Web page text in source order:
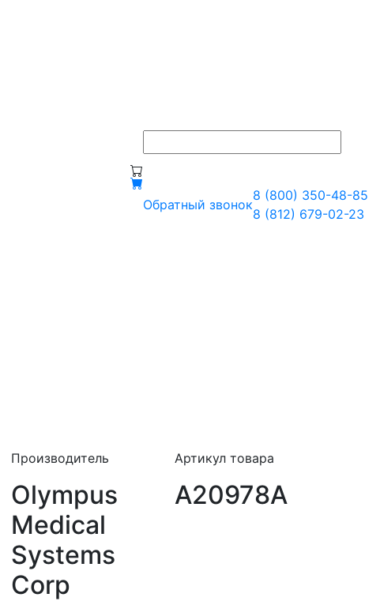
Обратный звонок
8 (800) 350-48-85
8 (812) 679-02-23
Производитель
Olympus
Medical
Systems
Corp
Артикул товара
A20978A